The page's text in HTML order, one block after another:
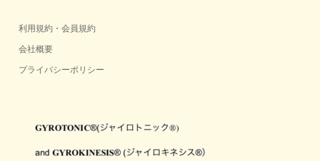
利用規約・会員規約
会社概要
プライバシーポリシー